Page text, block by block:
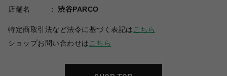
店舗名
渋谷PARCO
特定商取引法など法令に基づく表記は こちら
ショップお問い合わせは こちら